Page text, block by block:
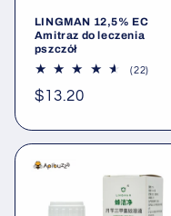
LINGMAN 12,5% EC
Amitraz do leczenia
pszczół
(22)
Cena
$13.20